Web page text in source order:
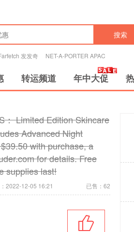
搜索
发发奇 NET-A-PORTER APAC
转运频道 年中大促
： Limited Edition Skincare
Advanced Night
with purchase, a
for details. Free
supplies last!
已售：62
2022-12-05 16:21